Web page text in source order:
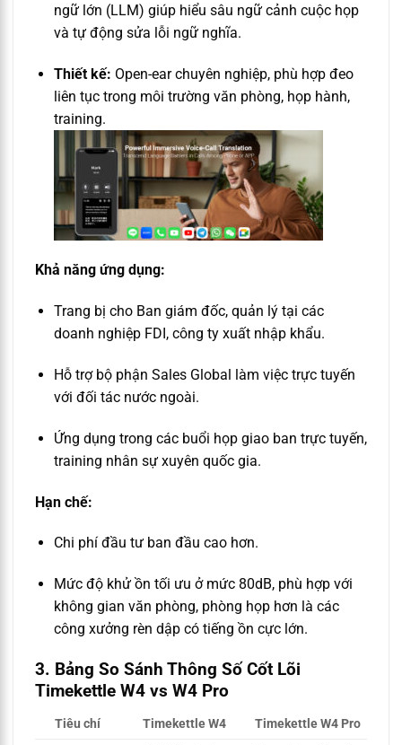
ngữ lớn (LLM) giúp hiểu sâu ngữ cảnh cuộc họp
và tự động sửa lỗi ngữ nghĩa.
Thiết kế: Open-ear chuyên nghiệp, phù hợp đeo
liên tục trong môi trường văn phòng, họp hành,
training.
Khả năng ứng dụng:
Trang bị cho Ban giám đốc, quản lý tại các
doanh nghiệp FDI, công ty xuất nhập khẩu.
Hỗ trợ bộ phận Sales Global làm việc trực tuyến
với đối tác nước ngoài.
Ứng dụng trong các buổi họp giao ban trực tuyến,
training nhân sự xuyên quốc gia.
Hạn chế:
Chi phí đầu tư ban đầu cao hơn.
Mức độ khử ồn tối ưu ở mức 80dB, phù hợp với
không gian văn phòng, phòng họp hơn là các
công xưởng rèn dập có tiếng ồn cực lớn.
3. Bảng So Sánh Thông Số Cốt Lõi
Timekettle W4 vs W4 Pro
Tiêu chí Timekettle W4 Timekettle W4 Pro